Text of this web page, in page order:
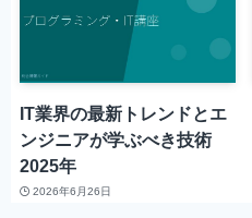
IT業界の最新トレンドとエ
ンジニアが学ぶべき技術
2025年
2026年6月26日